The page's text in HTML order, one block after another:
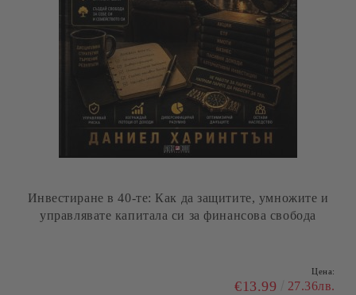
Инвестиране в 40-те: Как да защитите, умножите и
управлявате капитала си за финансова свобода
Цена:
€13.99 27.36лв.